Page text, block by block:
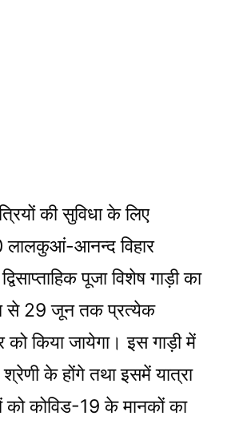
की सुविधा के लिए
आनन्द विहार
पूजा विशेष गाड़ी का
से 29 जून तक प्रत्येक
को किया जायेगा। इस गाड़ी में
के होंगे तथा इसमें यात्रा
को कोविड-19 के मानकों का